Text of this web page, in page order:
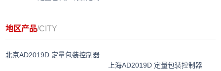
地区产品/CITY
北京AD2019D 定量包装控制器
上海AD2019D 定量包装控制器